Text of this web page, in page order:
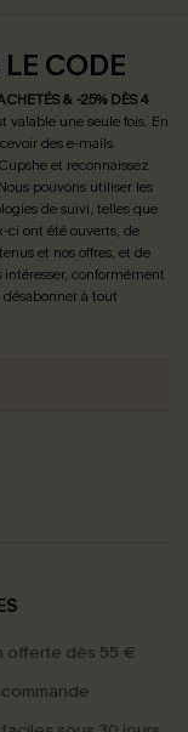
CODE
& -25% DÈS 4
valable une seule fois. En
des e-mails
et reconnaissez
pouvons utiliser les
de suivi, telles que
ci ont été ouverts, de
et nos offres, et de
conformément
à tout
offerte dès 55 €